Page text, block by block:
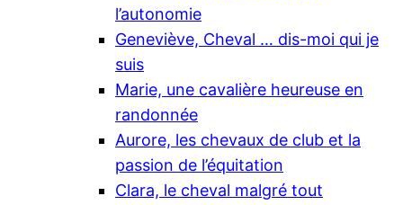
l’autonomie
Geneviève, Cheval … dis-moi qui je
suis
Marie, une cavalière heureuse en
randonnée
Aurore, les chevaux de club et la
passion de l’équitation
Clara, le cheval malgré tout